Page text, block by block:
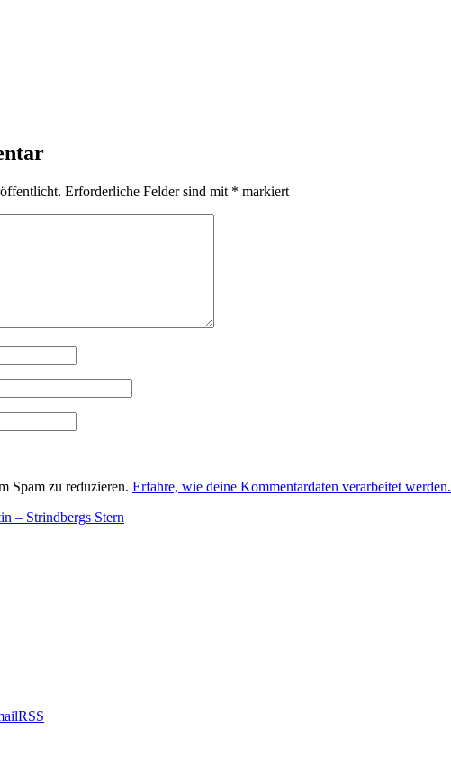
Erforderliche Felder sind mit * markiert
Spam zu reduzieren. Erfahre, wie deine Kommentardaten verarbeitet werden.
– Strindbergs Stern
RSS